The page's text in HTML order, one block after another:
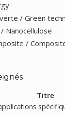
/ Green
Nanocellulose
/
Titre